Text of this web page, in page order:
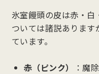
氷室饅頭の皮は赤・
ついては諸説ありま
ています。
赤（ピンク）
：魔